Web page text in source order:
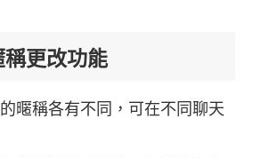
更改功能
暱稱各有不同，可在不同聊天